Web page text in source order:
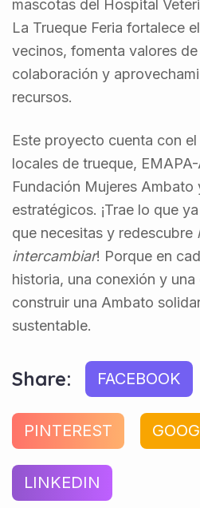
mascotas del Hospital
La Trueque Feria fortalece
vecinos, fomenta valores
colaboración y
recursos.
Este proyecto cuenta con
locales de trueque,
Fundación Mujeres
estratégicos. ¡Trae lo que
que necesitas y redescubre
intercambiar! Porque en
historia, una conexión y
construir una Ambato
sustentable.
Share: FACEBOOK
PINTEREST
LINKEDIN